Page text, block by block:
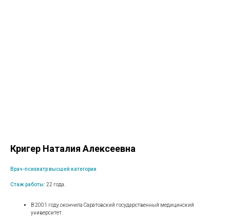
Кригер Наталия Алексеевна
Врач-психиатр высшей категории
Стаж работы: 22 года.
В 2001 году окончила Саратовский государственный медицинский
университет.